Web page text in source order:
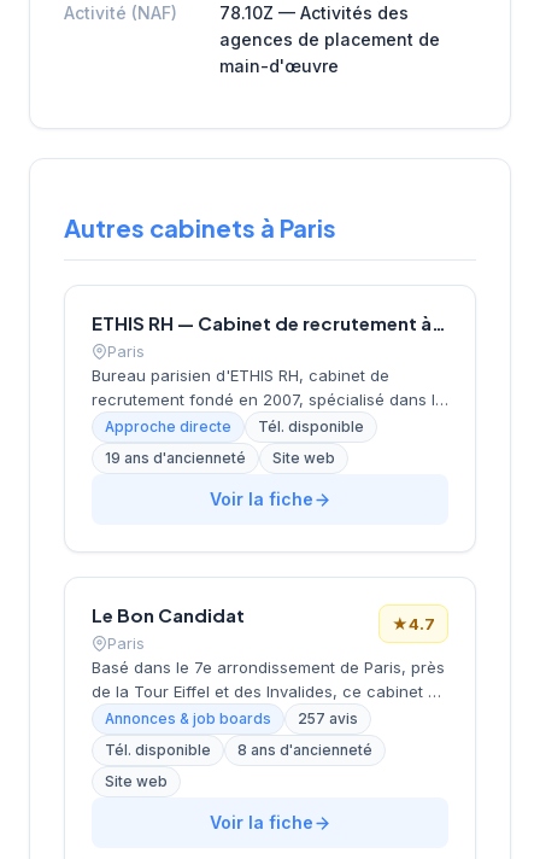
Activité (NAF)
78.10Z — Activités des
agences de placement de
main-d'œuvre
Autres cabinets à Paris
ETHIS RH — Cabinet de recrutement à Paris
Paris
Bureau parisien d'ETHIS RH, cabinet de
recrutement fondé en 2007, spécialisé dans le
conseil en ressources humaines, le
recrutement de cadres et dirigeants, le
coaching et l'outplacement. Situé au 16 rue de
Monceau dans le 8e arrondissement de Paris,
Approche directe
Tél. disponible
19 ans d'ancienneté
Site web
Voir la fiche
Le Bon Candidat
Paris
★4.7
Basé dans le 7e arrondissement de Paris, près
de la Tour Eiffel et des Invalides, ce cabinet de
recrutement bénéficie d'une localisation
prestigieuse au cœur de la capitale. Installé
rue de Bellechasse, il accompagne les
entreprises dans leurs recrutements avec une
approche personnalisée. La structure affiche
une excellente réputation auprès de sa
Annonces & job boards
257 avis
Tél. disponible
8 ans d'ancienneté
Site web
Voir la fiche